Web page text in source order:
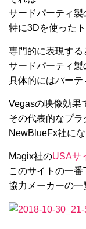
サードパーティ製
特に3Dを使った
専門的に表現する
サードパーティ製
具体的にはパーテ
Vegasの映像効果
その代表的なプラ
NewBlueFx社にな
Magix社のUSAサ
このサイトの一番
協力メーカーの一